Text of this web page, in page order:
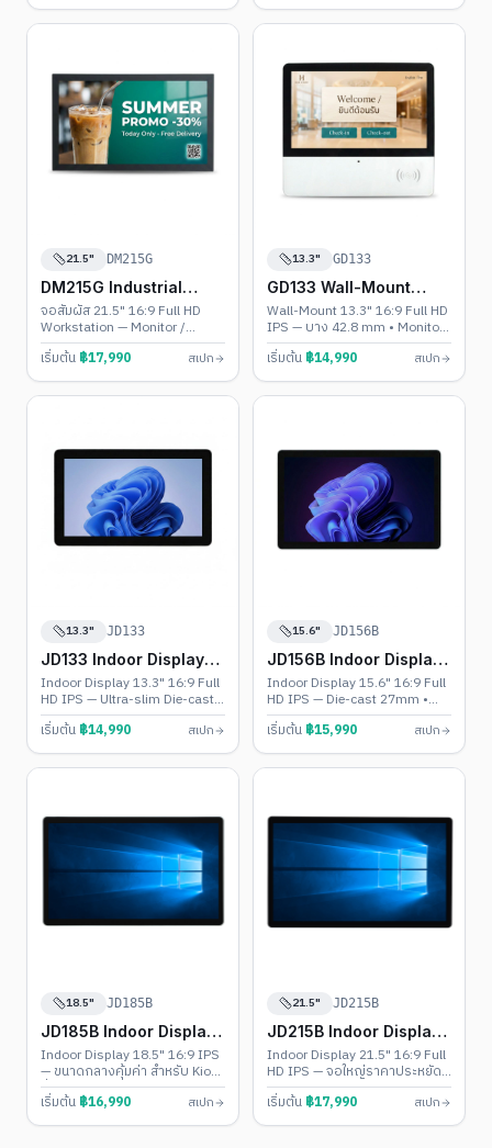
21.5" DM215G
DM215G Industrial
Touch PC
จอสัมผัส 21.5" 16:9 Full HD
Workstation — Monitor /
Android 11-13 / Windows 10-
11 • IP65 + VESA 100
เริ่มต้น ฿17,990 สเปก
13.3" GD133
GD133 Wall-Mount
Touch PC
Wall-Mount 13.3" 16:9 Full HD
IPS — บาง 42.8 mm • Monitor
/ Android 11-13 / Windows
10-11
เริ่มต้น ฿14,990 สเปก
13.3" JD133
JD133 Indoor Display
Touch PC
Indoor Display 13.3" 16:9 Full
HD IPS — Ultra-slim Die-cast
Body • Monitor / Android 11-
13 / Windows 10-11
เริ่มต้น ฿14,990 สเปก
15.6" JD156B
JD156B Indoor Display
Touch PC
Indoor Display 15.6" 16:9 Full
HD IPS — Die-cast 27mm •
Monitor / Android 11-13 /
Windows 10-11 (Intel N100)
เริ่มต้น ฿15,990 สเปก
18.5" JD185B
JD185B Indoor Display
Touch PC
Indoor Display 18.5" 16:9 IPS
— ขนาดกลางคุ้มค่า สำหรับ Kiosk
ทั่วไป • Monitor / Android 11-13
/ Windows 10-11
เริ่มต้น ฿16,990 สเปก
21.5" JD215B
JD215B Indoor Display
Touch PC
Indoor Display 21.5" 16:9 Full
HD IPS — จอใหญ่ราคาประหยัด •
Monitor / Android 11-13 /
Windows 10-11
เริ่มต้น ฿17,990 สเปก